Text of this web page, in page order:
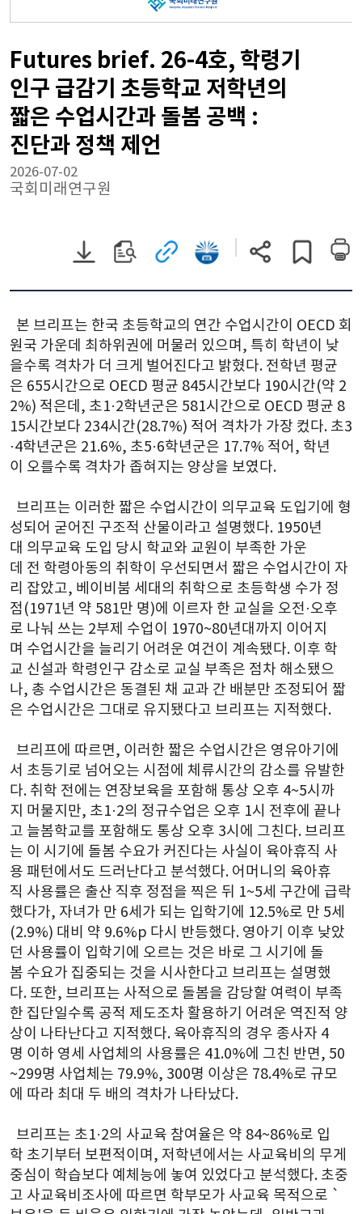
Futures brief. 26-4호, 학령기
인구 급감기 초등학교 저학년의
짧은 수업시간과 돌봄 공백 :
진단과 정책 제언
국회미래연구원
2026-07-02
PDF
파일
다운로드
원문
보기
관련
사이트로
이동
창)
국회전자도서관으로
이동
(새
현재
페이지
주소
게시글
스크랩하기
본 브리프는 한국 초등학교의 연간 수업시간이 OECD 회
원국 가운데 최하위권에 머물러 있으며, 특히 학년이 낮
을수록 격차가 더 크게 벌어진다고 밝혔다. 전학년 평균
은 655시간으로 OECD 평균 845시간보다 190시간(약 2
2%) 적은데, 초1·2학년군은 581시간으로 OECD 평균 8
15시간보다 234시간(28.7%) 적어 격차가 가장 컸다. 초3
·4학년군은 21.6%, 초5·6학년군은 17.7% 적어, 학년
이 오를수록 격차가 좁혀지는 양상을 보였다.
브리프는 이러한 짧은 수업시간이 의무교육 도입기에 형
성되어 굳어진 구조적 산물이라고 설명했다. 1950년
대 의무교육 도입 당시 학교와 교원이 부족한 가운
데 전 학령아동의 취학이 우선되면서 짧은 수업시간이 자
리 잡았고, 베이비붐 세대의 취학으로 초등학생 수가 정
점(1971년 약 581만 명)에 이르자 한 교실을 오전·오후
로 나눠 쓰는 2부제 수업이 1970~80년대까지 이어지
며 수업시간을 늘리기 어려운 여건이 계속됐다. 이후 학
교 신설과 학령인구 감소로 교실 부족은 점차 해소됐으
나, 총 수업시간은 동결된 채 교과 간 배분만 조정되어 짧
은 수업시간은 그대로 유지됐다고 브리프는 지적했다.
브리프에 따르면, 이러한 짧은 수업시간은 영유아기에
서 초등기로 넘어오는 시점에 체류시간의 감소를 유발한
다. 취학 전에는 연장보육을 포함해 통상 오후 4~5시까
지 머물지만, 초1·2의 정규수업은 오후 1시 전후에 끝나
고 늘봄학교를 포함해도 통상 오후 3시에 그친다. 브리프
는 이 시기에 돌봄 수요가 커진다는 사실이 육아휴직 사
용 패턴에서도 드러난다고 분석했다. 어머니의 육아휴
직 사용률은 출산 직후 정점을 찍은 뒤 1~5세 구간에 급락
했다가, 자녀가 만 6세가 되는 입학기에 12.5%로 만 5세
(2.9%) 대비 약 9.6%p 다시 반등했다. 영아기 이후 낮았
던 사용률이 입학기에 오르는 것은 바로 그 시기에 돌
봄 수요가 집중되는 것을 시사한다고 브리프는 설명했
다. 또한, 브리프는 사적으로 돌봄을 감당할 여력이 부족
한 집단일수록 공적 제도조차 활용하기 어려운 역진적 양
상이 나타난다고 지적했다. 육아휴직의 경우 종사자 4
명 이하 영세 사업체의 사용률은 41.0%에 그친 반면, 50
~299명 사업체는 79.9%, 300명 이상은 78.4%로 규모
에 따라 최대 두 배의 격차가 나타났다.
브리프는 초1·2의 사교육 참여율은 약 84~86%로 입
학 초기부터 보편적이며, 저학년에서는 사교육비의 무게
중심이 학습보다 예체능에 놓여 있었다고 분석했다. 초중
고 사교육비조사에 따르면 학부모가 사교육 목적으로 `